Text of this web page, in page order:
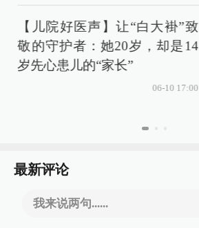
【儿院好医声】让“白大褂”致
敬的守护者：她20岁，却是14
岁先心患儿的“家长”
06-10 17:00
最新评论
我来说两句......